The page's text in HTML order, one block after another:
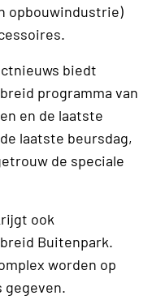
opbouwindustrie)
biedt
programma van
en de laatste
laatste beursdag,
de speciale
ook
Buitenpark.
worden op
gegeven.